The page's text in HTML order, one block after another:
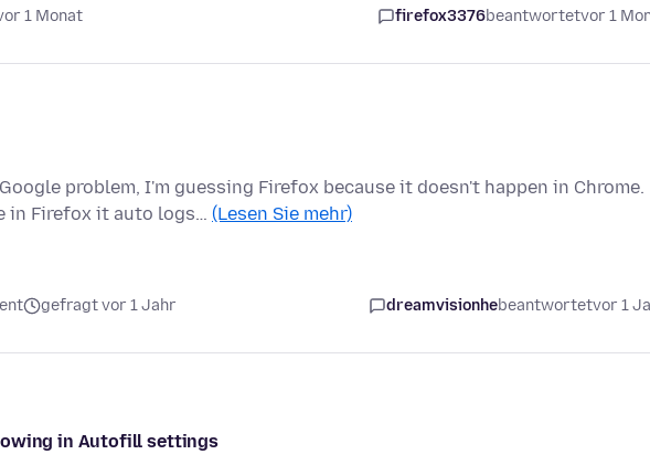
1 Monat firefox3376beantwortetvor 1
problem, I'm guessing Firefox because it doesn't happen in Chrome.
in Firefox it auto logs… (Lesen Sie mehr)
gefragt vor 1 Jahr dreamvisionhebeantwortetvor 1
in Autofill settings